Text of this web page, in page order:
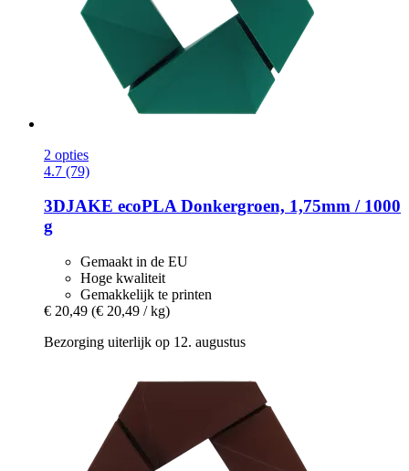
2 opties
4.7 (79)
3DJAKE ecoPLA Donkergroen, 1,75mm / 1000
g
Gemaakt in de EU
Hoge kwaliteit
Gemakkelijk te printen
€ 20,49 (€ 20,49 / kg)
Bezorging uiterlijk op 12. augustus